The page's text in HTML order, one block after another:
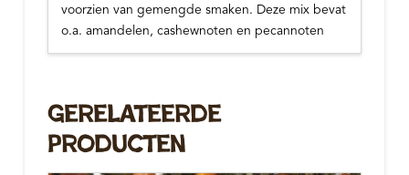
voorzien van gemengde smaken. Deze mix bevat
o.a. amandelen, cashewnoten en pecannoten
Gerelateerde
Producten